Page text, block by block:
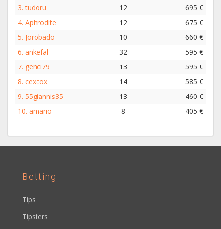
3.tudoru 12
695 €
4. Aphrodite 12
675 €
5. Jorobado 10
660 €
6. ankefal 32
595 €
7. genci79 13
595 €
8. cexcox 14
585 €
9. 55giannis35 13
460 €
10. amario 8 405 €
Betting
Tips
Tipsters